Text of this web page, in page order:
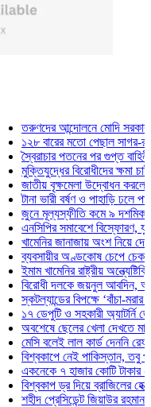
তরুণদের আন্দোলনে মোদি সরকার দুর্বল
১২৮ বারের মতো পেছাল সাগর-রুনি
স্বৈরাচার পতনের পর গুপ্ত বাহিনীর
মুক্তিযুদ্ধের বিরোধীদের ক্ষমা চাইতে
জাতীয় বৃক্ষমেলা উদ্বোধন করলেন
টানা ভারী বর্ষণ ও পাহাড়ি ঢলে পানিবন্দি
জুনে মূল্যস্ফীতি কমে ৯ দশমিক ১৬
এনসিপির সমাবেশে বিস্ফোরণ,
খামেনির জানাজায় অংশ নিয়ে দেশে
ব্যবসায়ীর অণ্ডকোষ চেপে চেক-
ইমাম খামেনির রাষ্ট্রীয়
বিরোধী দলকে জয়নুল আবদিন,
স্কটল্যান্ডের বিপক্ষে ‘বাঁচা-মরার
১৭ ডেপুটি ও সহকারী অ্যাটর্নি
অবশেষে ছেলের খেলা দেখতে মাঠে
মেসি বলেই লাল কার্ড দেননি রেফারি!
বিশ্বকাপে নেই পাকিস্তান, তবু
একনেকে ৭ হাজার কোটি টাকার ৫
বিশ্বকাপ ড্র দিয়ে ব্রাজিলের হেক্সা
শহীদ প্রেসিডেন্ট জিয়াউর রহমান